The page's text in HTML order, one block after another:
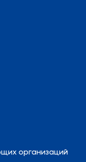
организаций